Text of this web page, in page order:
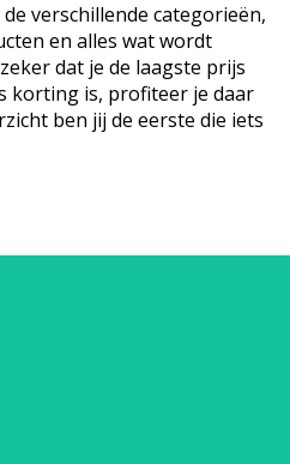
verschillende categorieën,
en alles wat wordt
dat je de laagste prijs
korting is, profiteer je daar
ben jij de eerste die iets